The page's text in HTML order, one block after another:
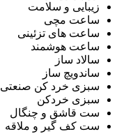
زیبایی و سلامت
ساعت مچی
ساعت های تزئینی
ساعت هوشمند
سالاد ساز
ساندویچ ساز
سبزی خرد کن صنعتی
سبزی خردکن
ست قاشق و چنگال
ست کف گیر و ملاقه